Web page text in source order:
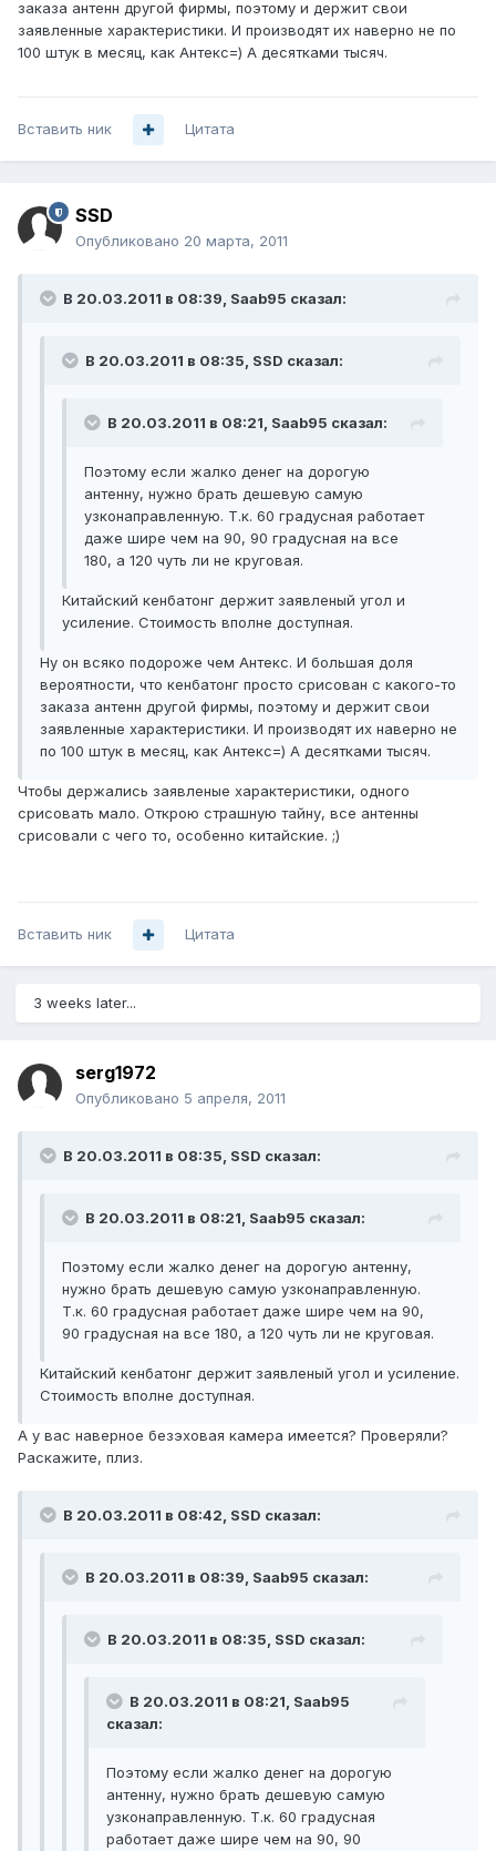
заказа антенн другой фирмы, поэтому и держит свои
заявленные характеристики. И производят их наверно не по
100 штук в месяц, как Антекс=) А десятками тысяч.
Вставить ник Цитата
SSD
Опубликовано 20 марта, 2011
В 20.03.2011 в 08:39, Saab95 сказал:
В 20.03.2011 в 08:35, SSD сказал:
В 20.03.2011 в 08:21, Saab95 сказал:
Поэтому если жалко денег на дорогую
антенну, нужно брать дешевую самую
узконаправленную. Т.к. 60 градусная работает
даже шире чем на 90, 90 градусная на все
180, а 120 чуть ли не круговая.
Китайский кенбатонг держит заявленый угол и
усиление. Стоимость вполне доступная.
Ну он всяко подороже чем Антекс. И большая доля
вероятности, что кенбатонг просто срисован с какого-то
заказа антенн другой фирмы, поэтому и держит свои
заявленные характеристики. И производят их наверно не
по 100 штук в месяц, как Антекс=) А десятками тысяч.
Чтобы держались заявленые характеристики, одного
срисовать мало. Открою страшную тайну, все антенны
срисовали с чего то, особенно китайские. ;)
Вставить ник Цитата
3 weeks later...
serg1972
Опубликовано 5 апреля, 2011
В 20.03.2011 в 08:35, SSD сказал:
В 20.03.2011 в 08:21, Saab95 сказал:
Поэтому если жалко денег на дорогую антенну,
нужно брать дешевую самую узконаправленную.
Т.к. 60 градусная работает даже шире чем на 90,
90 градусная на все 180, а 120 чуть ли не круговая.
Китайский кенбатонг держит заявленый угол и усиление.
Стоимость вполне доступная.
А у вас наверное безэховая камера имеется? Проверяли?
Раскажите, плиз.
В 20.03.2011 в 08:42, SSD сказал:
В 20.03.2011 в 08:39, Saab95 сказал:
В 20.03.2011 в 08:35, SSD сказал:
В 20.03.2011 в 08:21, Saab95
сказал:
Поэтому если жалко денег на дорогую
антенну, нужно брать дешевую самую
узконаправленную. Т.к. 60 градусная
работает даже шире чем на 90, 90